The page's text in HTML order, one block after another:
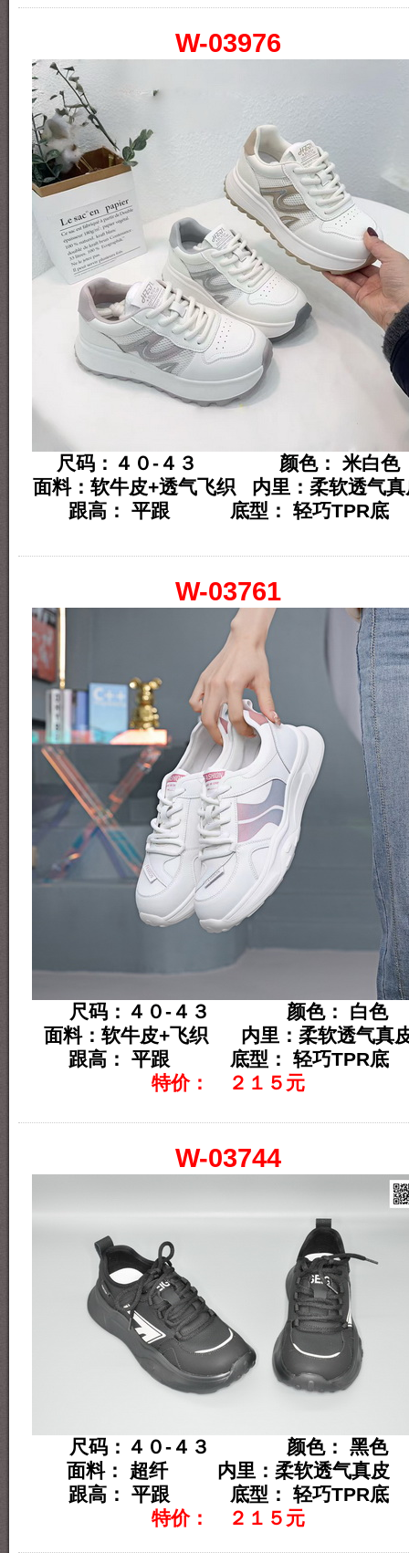
W-03976
尺码：４０-４３ 颜色： 米白色
面料：软牛皮+透气飞织 内里：柔软透气真
跟高： 平跟 底型： 轻巧TPR底
W-03761
尺码：４０-４３ 颜色： 白色
面料：软牛皮+飞织 内里：柔软透气真
跟高： 平跟 底型： 轻巧TPR底
特价： ２１５元
W-03744
尺码：４０-４３ 颜色： 黑色
面料： 超纤 内里：柔软透气真皮
跟高： 平跟 底型： 轻巧TPR底
特价： ２１５元